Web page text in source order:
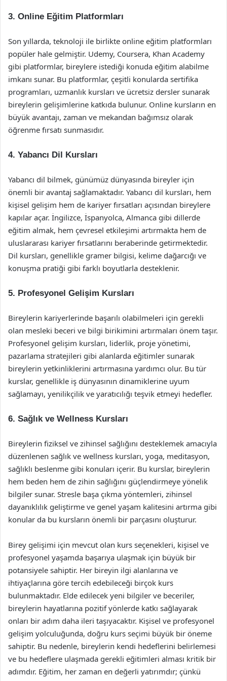
3. Online Eğitim Platformları
Son yıllarda, teknoloji ile birlikte online eğitim platformları
popüler hale gelmiştir. Udemy, Coursera, Khan Academy
gibi platformlar, bireylere istediği konuda eğitim alabilme
imkanı sunar. Bu platformlar, çeşitli konularda sertifika
programları, uzmanlık kursları ve ücretsiz dersler sunarak
bireylerin gelişimlerine katkıda bulunur. Online kursların en
büyük avantajı, zaman ve mekandan bağımsız olarak
öğrenme fırsatı sunmasıdır.
4. Yabancı Dil Kursları
Yabancı dil bilmek, günümüz dünyasında bireyler için
önemli bir avantaj sağlamaktadır. Yabancı dil kursları, hem
kişisel gelişim hem de kariyer fırsatları açısından bireylere
kapılar açar. İngilizce, İspanyolca, Almanca gibi dillerde
eğitim almak, hem çevresel etkileşimi artırmakta hem de
uluslararası kariyer fırsatlarını beraberinde getirmektedir.
Dil kursları, genellikle gramer bilgisi, kelime dağarcığı ve
konuşma pratiği gibi farklı boyutlarla desteklenir.
5. Profesyonel Gelişim Kursları
Bireylerin kariyerlerinde başarılı olabilmeleri için gerekli
olan mesleki beceri ve bilgi birikimini artırmaları önem taşır.
Profesyonel gelişim kursları, liderlik, proje yönetimi,
pazarlama stratejileri gibi alanlarda eğitimler sunarak
bireylerin yetkinliklerini artırmasına yardımcı olur. Bu tür
kurslar, genellikle iş dünyasının dinamiklerine uyum
sağlamayı, yenilikçilik ve yaratıcılığı teşvik etmeyi hedefler.
6. Sağlık ve Wellness Kursları
Bireylerin fiziksel ve zihinsel sağlığını desteklemek amacıyla
düzenlenen sağlık ve wellness kursları, yoga, meditasyon,
sağlıklı beslenme gibi konuları içerir. Bu kurslar, bireylerin
hem beden hem de zihin sağlığını güçlendirmeye yönelik
bilgiler sunar. Stresle başa çıkma yöntemleri, zihinsel
dayanıklılık geliştirme ve genel yaşam kalitesini artırma gibi
konular da bu kursların önemli bir parçasını oluşturur.
Birey gelişimi için mevcut olan kurs seçenekleri, kişisel ve
profesyonel yaşamda başarıya ulaşmak için büyük bir
potansiyele sahiptir. Her bireyin ilgi alanlarına ve
ihtiyaçlarına göre tercih edebileceği birçok kurs
bulunmaktadır. Elde edilecek yeni bilgiler ve beceriler,
bireylerin hayatlarına pozitif yönlerde katkı sağlayarak
onları bir adım daha ileri taşıyacaktır. Kişisel ve profesyonel
gelişim yolculuğunda, doğru kurs seçimi büyük bir öneme
sahiptir. Bu nedenle, bireylerin kendi hedeflerini belirlemesi
ve bu hedeflere ulaşmada gerekli eğitimleri alması kritik bir
adımdır. Eğitim, her zaman en değerli yatırımdır; çünkü